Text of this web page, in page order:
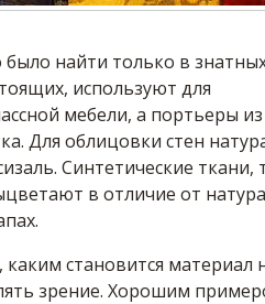
найти только в
используют для
мебели, а портьеры из
Для облицовки стен
Синтетические ткани,
в отличие от
становится материал
зрение. Хорошим